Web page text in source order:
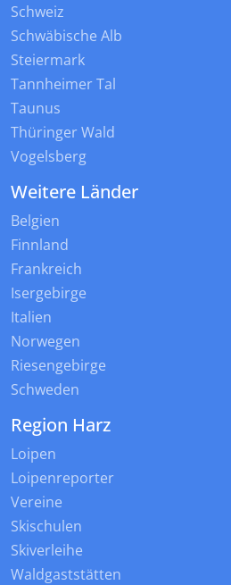
Schweiz
Schwäbische Alb
Steiermark
Tannheimer Tal
Taunus
Thüringer Wald
Vogelsberg
Weitere Länder
Belgien
Finnland
Frankreich
Isergebirge
Italien
Norwegen
Riesengebirge
Schweden
Region Harz
Loipen
Loipenreporter
Vereine
Skischulen
Skiverleihe
Waldgaststätten